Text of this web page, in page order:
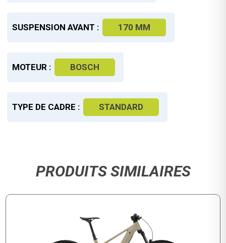
SUSPENSION AVANT : 170 MM
MOTEUR : BOSCH
TYPE DE CADRE : STANDARD
PRODUITS SIMILAIRES